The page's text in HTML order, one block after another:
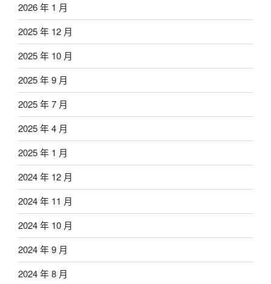
2026 年 1 月
2025 年 12 月
2025 年 10 月
2025 年 9 月
2025 年 7 月
2025 年 4 月
2025 年 1 月
2024 年 12 月
2024 年 11 月
2024 年 10 月
2024 年 9 月
2024 年 8 月